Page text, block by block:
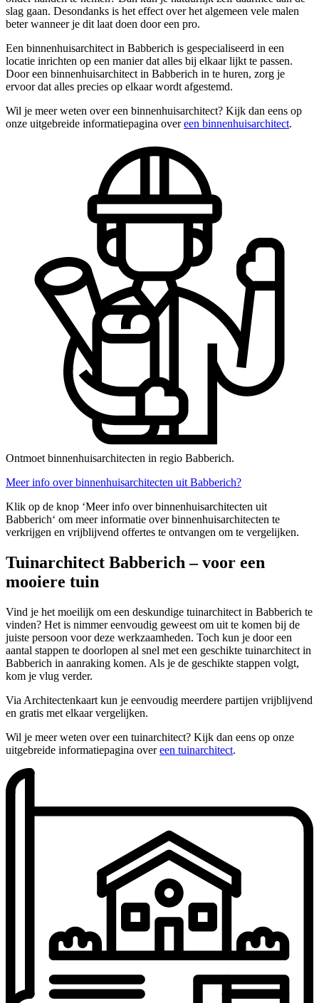
slag gaan. Desondanks is het effect over het algemeen vele malen
beter wanneer je dit laat doen door een pro.
Een binnenhuisarchitect in Babberich is gespecialiseerd in een
locatie inrichten op een manier dat alles bij elkaar lijkt te passen.
Door een binnenhuisarchitect in Babberich in te huren, zorg je
ervoor dat alles precies op elkaar wordt afgestemd.
Wil je meer weten over een binnenhuisarchitect? Kijk dan eens op
onze uitgebreide informatiepagina overeen binnenhuisarchitect.
Ontmoet binnenhuisarchitecten in regio Babberich.
Meer info over binnenhuisarchitecten uit Babberich?
Klik op de knop ‘Meer info over binnenhuisarchitecten uit
Babberich‘ om meer informatie over binnenhuisarchitecten te
verkrijgen en vrijblijvend offertes te ontvangen om te vergelijken.
Tuinarchitect Babberich – voor een
mooiere tuin
Vind je het moeilijk om een deskundige tuinarchitect in Babberich te
vinden? Het is nimmer eenvoudig geweest om uit te komen bij de
juiste persoon voor deze werkzaamheden. Toch kun je door een
aantal stappen te doorlopen al snel met een geschikte tuinarchitect in
Babberich in aanraking komen. Als je de geschikte stappen volgt,
kom je vlug verder.
Via Architectenkaart kun je eenvoudig meerdere partijen vrijblijvend
en gratis met elkaar vergelijken.
Wil je meer weten over een tuinarchitect? Kijk dan eens op onze
uitgebreide informatiepagina overeen tuinarchitect.